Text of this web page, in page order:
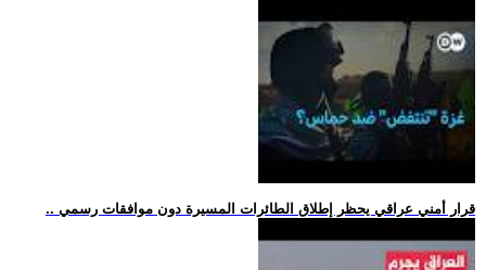
.. قرار أمني عراقي يحظر إطلاق الطائرات المسيرة دون موافقات رسمي